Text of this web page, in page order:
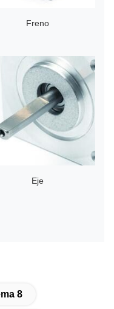
Freno
Eje
8